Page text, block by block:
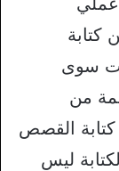
كتابة
سوى
من
كتابة القصص
ليس